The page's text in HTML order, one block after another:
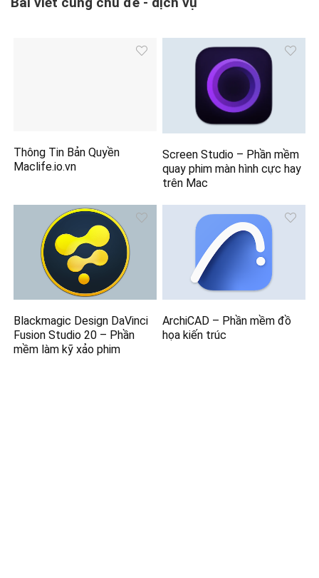
Thông Tin Bản Quyền
Maclife.io.vn
Screen Studio – Phần mềm
quay phim màn hình cực hay
trên Mac
Blackmagic Design DaVinci
Fusion Studio 20 – Phần
mềm làm kỹ xảo phim
ArchiCAD – Phần mềm đồ
họa kiến trúc